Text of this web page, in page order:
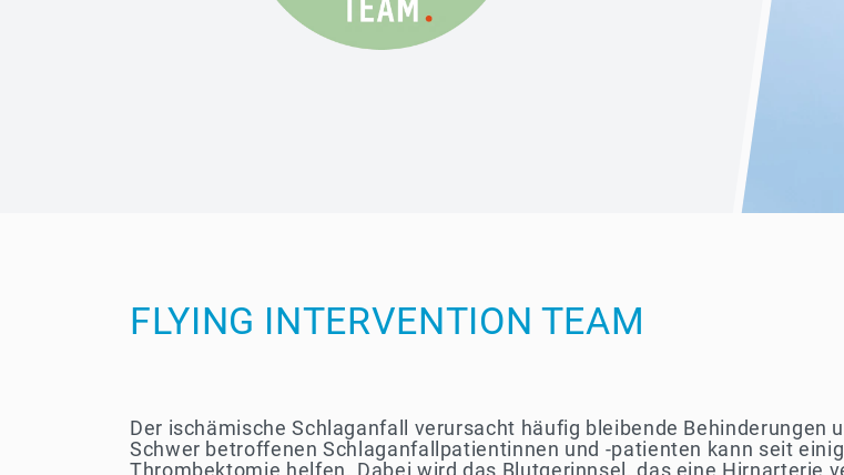
FLYING INTERVENTION TEAM
Der ischämische Schlaganfall verursacht häufig bleibende
Schwer betroffenen Schlaganfallpatientinnen und -patienten kann seit
Thrombektomie helfen. Dabei wird das Blutgerinnsel, das eine Hirnarterie